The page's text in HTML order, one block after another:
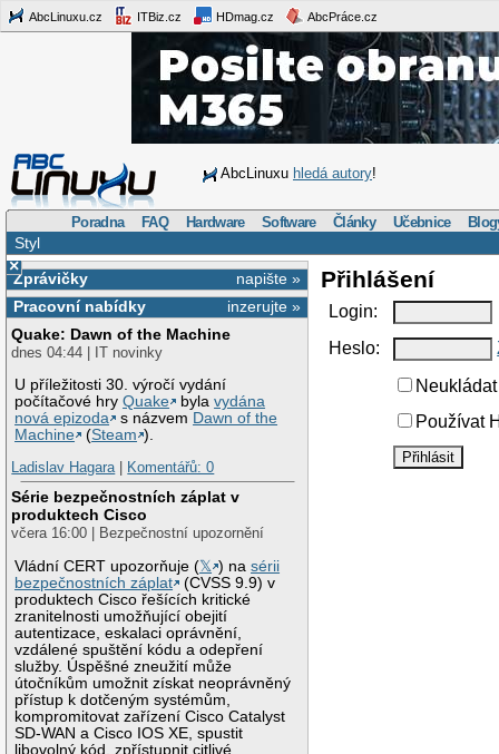
AbcLinuxu.cz ITBiz.cz HDmag.cz AbcPráce.cz
AbcLinuxu hledá autory!
Poradna FAQ Hardware Software Články Učebnice
Styl
×
napište »
Zprávičky
inzerujte »
Pracovní nabídky
Quake: Dawn of the Machine
dnes 04:44 | IT novinky
U příležitosti 30. výročí vydání
počítačové hryQuake bylavydána
nová epizoda
s názvem Dawn of the
Machine
(Steam ).
Ladislav Hagara| Komentářů: 0
Série bezpečnostních záplat v
produktech Cisco
včera 16:00 | Bezpečnostní upozornění
Vládní CERT upozorňuje (𝕏 ) nasérii
bezpečnostních záplat
(CVSS 9.9) v
produktech Cisco řešících kritické
zranitelnosti umožňující obejití
autentizace, eskalaci oprávnění,
vzdálené spuštění kódu a odepření
služby. Úspěšné zneužití může
útočníkům umožnit získat neoprávněný
přístup k dotčeným systémům,
kompromitovat zařízení Cisco Catalyst
SD-WAN a Cisco IOS XE, spustit
libovolný kód, zpřístupnit citlivé
Přihlášení
Login:
Heslo:
Používat